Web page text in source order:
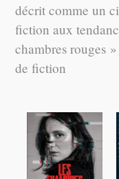
décrit comme un
fiction aux
chambres rouges
de fiction